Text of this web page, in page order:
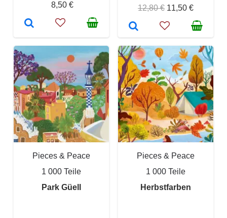
8,50 €
12,80 € 11,50 €
Pieces & Peace
1 000 Teile
Park Güell
Pieces & Peace
1 000 Teile
Herbstfarben